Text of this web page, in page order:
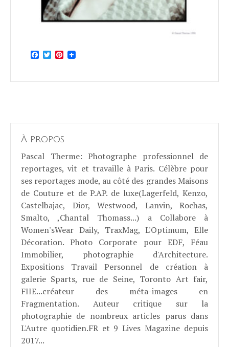
Facebook
TwitterPinterest
À propos
Pascal Therme: Photographe professionnel de
reportages, vit et travaille à Paris. Célèbre pour
ses reportages mode, au côté des grandes Maisons
de Couture et de P.AP. de luxe(Lagerfeld, Kenzo,
Castelbajac, Dior, Westwood, Lanvin, Rochas,
Smalto, ,Chantal Thomass...) a Collabore à
Women'sWear Daily, TraxMag, L'Optimum, Elle
Décoration. Photo Corporate pour EDF, Féau
Immobilier, photographie d'Architecture.
Expositions Travail Personnel de création à
galerie Sparts, rue de Seine, Toronto Art fair,
FIIE...créateur des méta-images en
Fragmentation. Auteur critique sur la
photographie de nombreux articles parus dans
L'Autre quotidien.FR et 9 Lives Magazine depuis
2017...